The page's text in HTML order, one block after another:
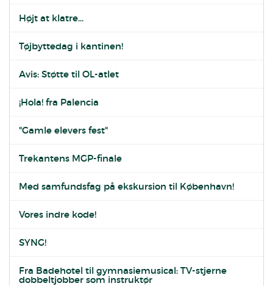
Højt at klatre...
Tøjbyttedag i kantinen!
Avis: Støtte til OL-atlet
¡Hola! fra Palencia
"Gamle elevers fest"
Trekantens MGP-finale
Med samfundsfag på ekskursion til København!
Vores indre kode!
SYNG!
Fra Badehotel til gymnasiemusical: TV-stjerne
dobbeltjobber som instruktør